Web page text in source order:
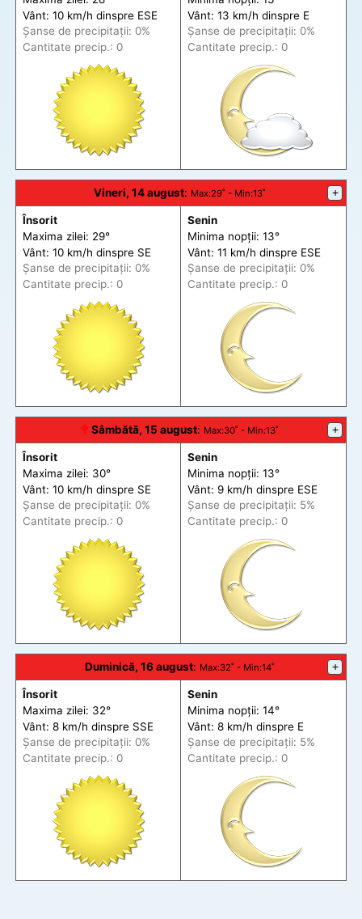
Vânt: 10 km/h dinspre ESE
Șanse de precipitații: 0%
Cantitate precip.: 0
Vânt: 13 km/h dinspre E
Șanse de precipitații: 0%
Cantitate precip.: 0
Vineri, 14 august: Max:29˚ - Min:13˚ +
Însorit
Maxima zilei: 29°
Vânt: 10 km/h dinspre SE
Șanse de precipitații: 0%
Cantitate precip.: 0
Senin
Minima nopții: 13°
Vânt: 11 km/h dinspre ESE
Șanse de precipitații: 0%
Cantitate precip.: 0
🕆 Sâmbătă, 15 august: Max:30˚ - Min:13˚ +
Însorit
Maxima zilei: 30°
Vânt: 10 km/h dinspre SE
Șanse de precipitații: 0%
Cantitate precip.: 0
Senin
Minima nopții: 13°
Vânt: 9 km/h dinspre ESE
Șanse de precipitații: 5%
Cantitate precip.: 0
Duminică, 16 august: Max:32˚ - Min:14˚ +
Însorit
Maxima zilei: 32°
Vânt: 8 km/h dinspre SSE
Șanse de precipitații: 0%
Cantitate precip.: 0
Senin
Minima nopții: 14°
Vânt: 8 km/h dinspre E
Șanse de precipitații: 5%
Cantitate precip.: 0